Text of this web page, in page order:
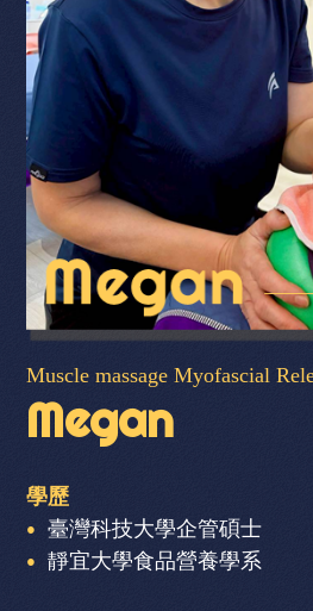
Muscle massage Myofascial
Megan
學歷
臺灣科技大學企管碩士
靜宜大學食品營養學系